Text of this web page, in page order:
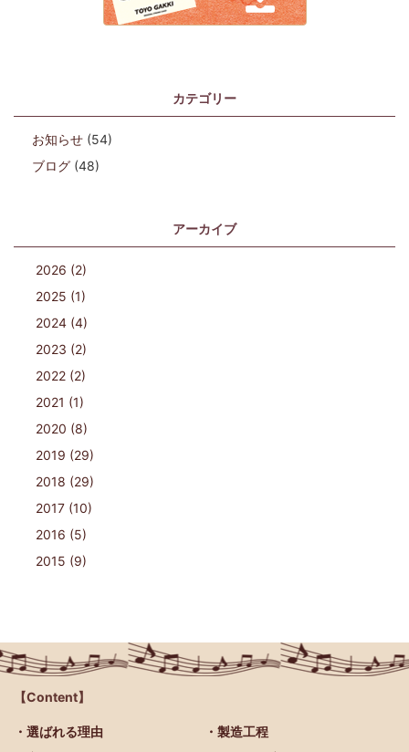
カテゴリー
お知らせ (54)
ブログ (48)
アーカイブ
2026 (2)
2025 (1)
2024 (4)
2023 (2)
2022 (2)
2021 (1)
2020 (8)
2019 (29)
2018 (29)
2017 (10)
2016 (5)
2015 (9)
【Content】
・選ばれる理由
・製造工程